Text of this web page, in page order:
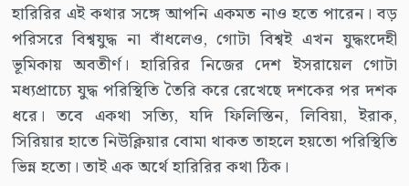
হারিরির এই কথার সঙ্গে আপনি একমত নাও হতে পারেন। বড়
পরিসরে বিশ্বযুদ্ধ না বাঁধলেও, গোটা বিশ্বই এখন যুদ্ধংদেহী
ভূমিকায় অবতীর্ণ। হারিরির নিজের দেশ ইসরায়েল গোটা
মধ্যপ্রাচ্যে যুদ্ধ পরিস্থিতি তৈরি করে রেখেছে দশকের পর দশক
ধরে। তবে একথা সত্যি, যদি ফিলিস্তিন, লিবিয়া, ইরাক,
সিরিয়ার হাতে নিউক্লিয়ার বোমা থাকত তাহলে হয়তো পরিস্থিতি
ভিন্ন হতো। তাই এক অর্থে হারিরির কথা ঠিক।